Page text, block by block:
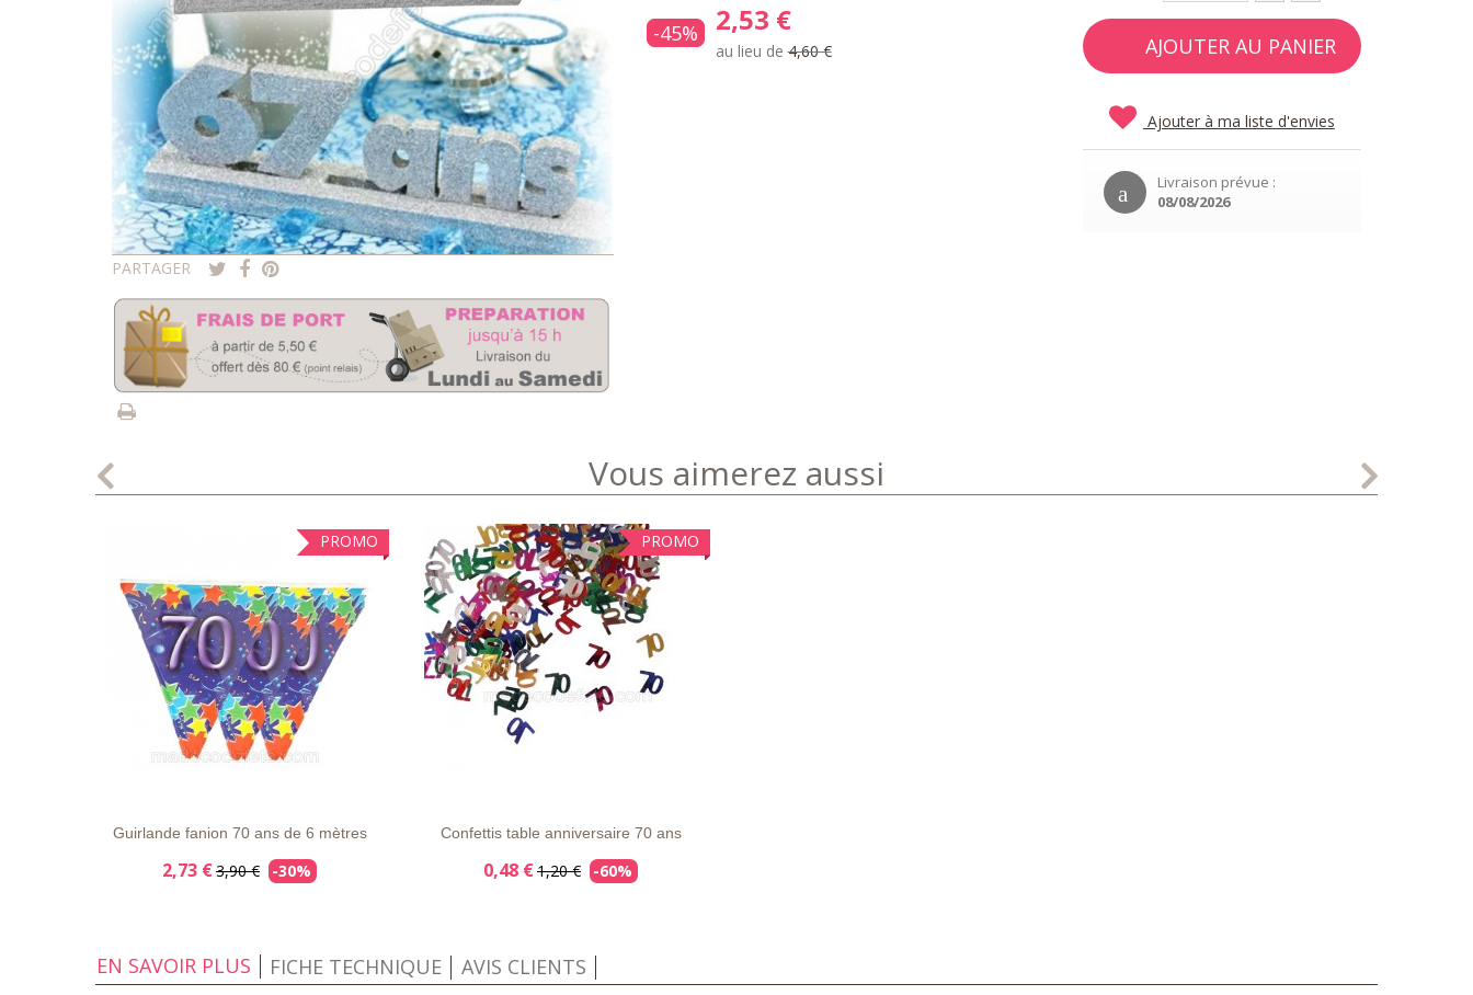
PARTAGER
-45% 2,53 €
au lieu de4,60 € AJOUTER AU PANIER
Ajouter à ma liste d'envies
Livraison prévue :
08/08/2026
Vous aimerez aussi
PROMO
Guirlande fanion 70 ans de 6 mètres
2,73 €3,90 € -30%
PROMO
Confettis table anniversaire 70 ans
0,48 €1,20 € -60%
EN SAVOIR PLUS FICHE TECHNIQUE AVIS CLIENTS